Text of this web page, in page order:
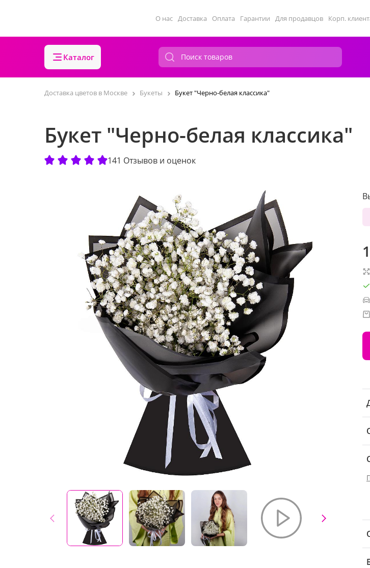
О нас Доставка Оплата Гарантии Для продавцов Корп.
Каталог
Доставка цветов в Москве Букеты Букет "Черно-белая классика"
Букет "Черно-белая классика"
141 Отзывов и оценок